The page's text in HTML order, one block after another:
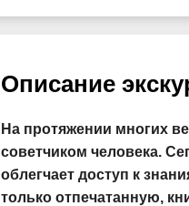
Описание
На протяжении многих
советчиком человека.
облегчает доступ к
только отпечатанную,